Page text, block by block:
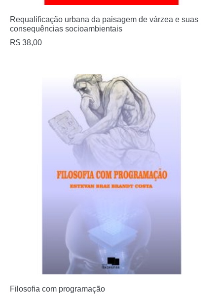
Requalificação urbana da paisagem de várzea e suas
consequências socioambientais
R$ 38,00
Filosofia com programação